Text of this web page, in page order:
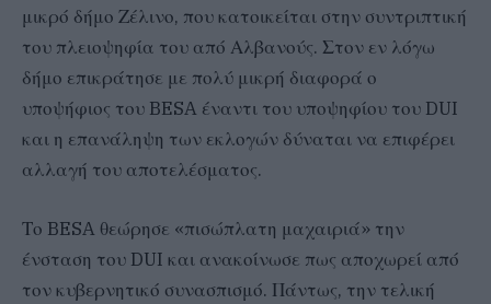
μικρό δήμο Ζέλινο, που κατοικείται στην συντριπτική
του πλειοψηφία του από Αλβανούς. Στον εν λόγω
δήμο επικράτησε με πολύ μικρή διαφορά ο
υποψήφιος του BESA έναντι του υποψηφίου του DUI
και η επανάληψη των εκλογών δύναται να επιφέρει
αλλαγή του αποτελέσματος.
Το BESA θεώρησε «πισώπλατη μαχαιριά» την
ένσταση του DUI και ανακοίνωσε πως αποχωρεί από
τον κυβερνητικό συνασπισμό. Πάντως, την τελική